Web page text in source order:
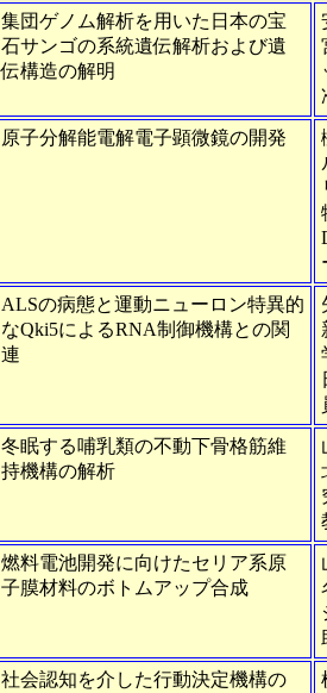
集団ゲノム解析を用いた日本の宝
石サンゴの系統遺伝解析および遺
伝構造の解明
原子分解能電解電子顕微鏡の開発
ALSの病態と運動ニューロン特異的
なQki5によるRNA制御機構との関
連
冬眠する哺乳類の不動下骨格筋維
持機構の解析
燃料電池開発に向けたセリア系原
子膜材料のボトムアップ合成
社会認知を介した行動決定機構の